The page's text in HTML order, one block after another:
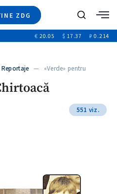
ZDG
Ştiri
Video
Special
ZdGust
€ 20.05 $ 17.37 ₽ 0.214
Reportaje — «Verde» pentru
551 viz.